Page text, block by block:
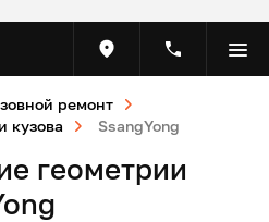
ремонт
кузова
SsangYong
геометрии